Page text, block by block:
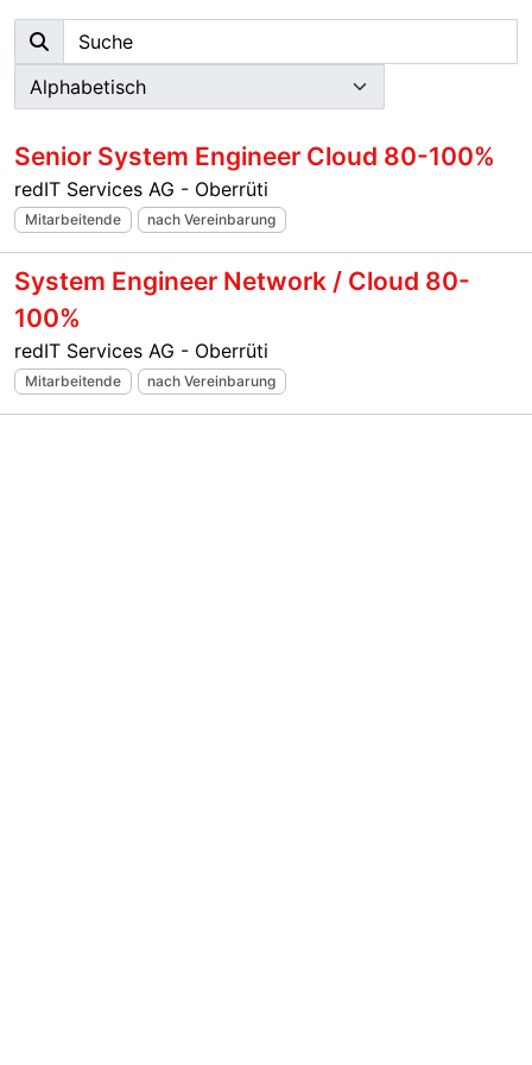
Senior System Engineer Cloud 80-100%
redIT Services AG - Oberrüti
Mitarbeitende nach Vereinbarung
System Engineer Network / Cloud 80-
100%
redIT Services AG - Oberrüti
Mitarbeitende nach Vereinbarung